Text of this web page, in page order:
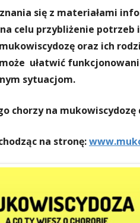
się z materiałami
celu przybliżenie potrzeb
oraz ich
ułatwić
sytuacjom.
chorzy na mukowiscydozę
na stronę: